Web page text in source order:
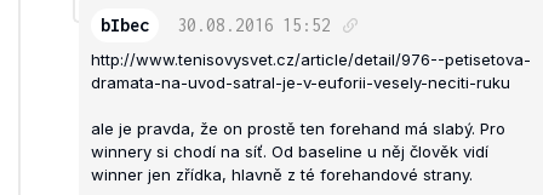
bIbec 30.08.2016 15:52
http://www.tenisovysvet.cz/article/detail/976--petisetova-
dramata-na-uvod-satral-je-v-euforii-vesely-neciti-ruku
ale je pravda, že on prostě ten forehand má slabý. Pro
winnery si chodí na síť. Od baseline u něj člověk vidí
winner jen zřídka, hlavně z té forehandové strany.